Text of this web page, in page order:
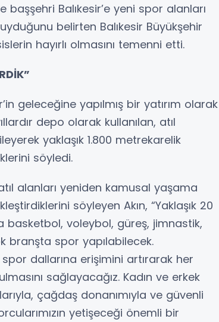
Balıkesir’e yeni spor alanları
belirten Balıkesir Büyükşehir
hayırlı olmasını temenni etti.
geleceğine yapılmış bir yatırım olarak
depo olarak kullanılan, atıl
yaklaşık 1.800 metrekarelik
söyledi.
alanları yeniden kamusal yaşama
söyleyen Akın, “Yaklaşık 20
basketbol, voleybol, güreş, jimnastik,
branşta spor yapılabilecek.
spor dallarına erişimini artırarak her
sağlayacağız. Kadın ve erkek
çağdaş donanımıyla ve güvenli
yetişeceği önemli bir